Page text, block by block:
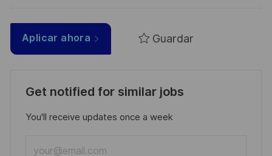
Aplicar ahora Guardar
Get notified for similar jobs
You'll receive updates once a week